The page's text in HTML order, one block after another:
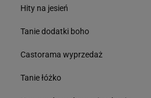
Hity na jesień
Tanie dodatki boho
Castorama wyprzedaż
Tanie łóżko